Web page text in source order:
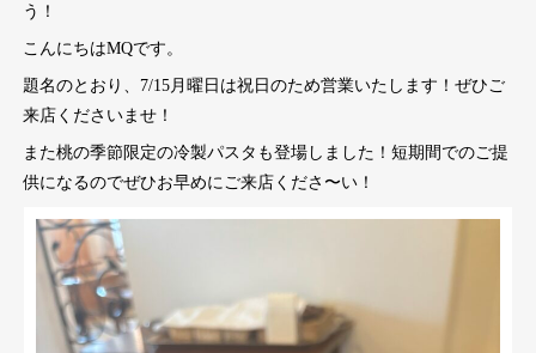
う！
こんにちはMQです。
題名のとおり、7/15月曜日は祝日のため営業いたします！ぜひご
来店くださいませ！
また桃の季節限定の冷製パスタも登場しました！短期間でのご提
供になるのでぜひお早めにご来店くださ〜い！